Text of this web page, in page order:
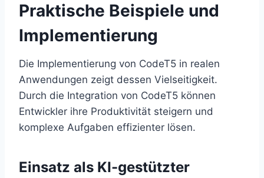
Praktische Beispiele und
Implementierung
Die Implementierung von CodeT5 in realen
Anwendungen zeigt dessen Vielseitigkeit.
Durch die Integration von CodeT5 können
Entwickler ihre Produktivität steigern und
komplexe Aufgaben effizienter lösen.
Einsatz als KI-gestützter